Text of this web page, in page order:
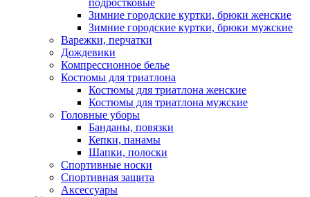
подростковые
Зимние городские куртки, брюки женские
Зимние городские куртки, брюки мужские
Варежки, перчатки
Дождевики
Компрессионное белье
Костюмы для триатлона
Костюмы для триатлона женские
Костюмы для триатлона мужские
Головные уборы
Банданы, повязки
Кепки, панамы
Шапки, полоски
Спортивные носки
Спортивная защита
Аксессуары